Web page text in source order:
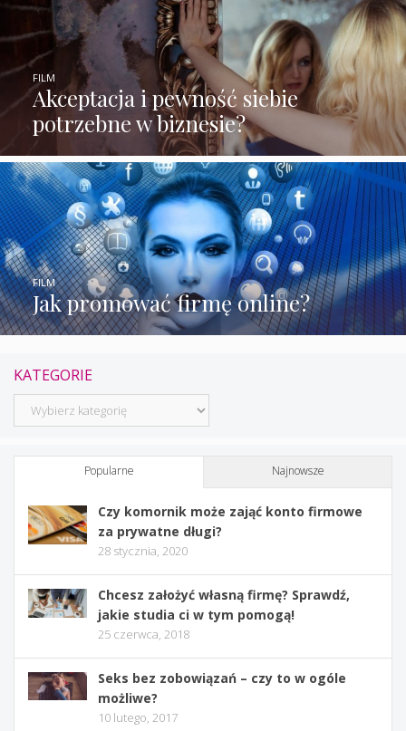
Akceptacja i pewność siebie
potrzebne w biznesie?
FILM
Jak promować firmę online?
FILM
KATEGORIE
Kategorie
Popularne Najnowsze
Czy komornik może zająć konto firmowe
za prywatne długi?
28 stycznia, 2020
Chcesz założyć własną firmę? Sprawdź,
jakie studia ci w tym pomogą!
25 czerwca, 2018
Seks bez zobowiązań – czy to w ogóle
możliwe?
10 lutego, 2017